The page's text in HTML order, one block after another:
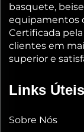
basquete,
equipamentos
Certificada
clientes em
superior e
Links Úteis
Sobre Nós